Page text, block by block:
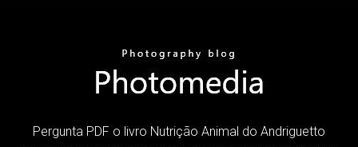
Pergunta PDF o livro Nutrição Animal do Andriguetto